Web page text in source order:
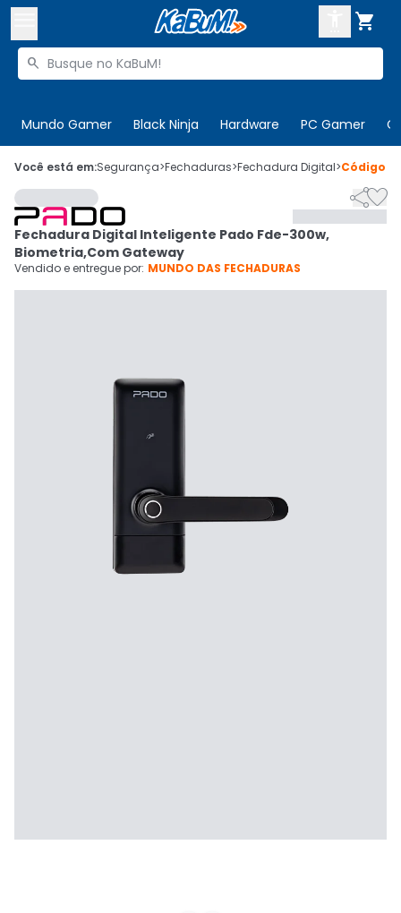

Buscar produtos

Mundo Gamer Black Ninja Hardware PC Gamer
 Olá. Acesse sua conta
 Departamentos
 Cupons
CADASTRE-SE
Você está em:Segurança>Fechaduras>Fechadura Digital>Código

Fechadura Digital Inteligente Pado Fde-300w,
Biometria,Com Gateway
Vendido e entregue por: MUNDO DAS FECHADURAS